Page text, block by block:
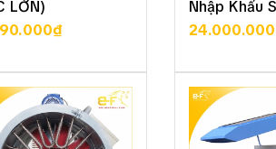
cung cấp: Công ty BHF Việt Nam
LỚN)
XEM CHI TIẾT
Nhập Khẩu
XEM CHI